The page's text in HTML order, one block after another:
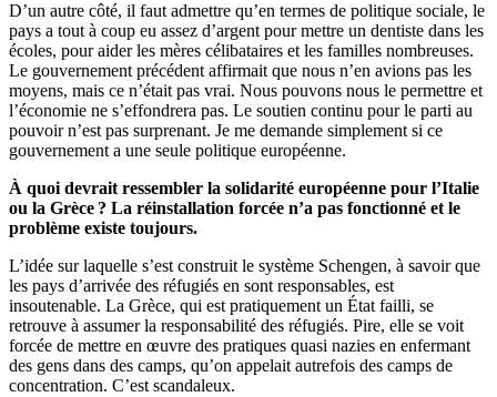
D’un autre côté, il faut admettre qu’en termes de politique sociale, le
pays a tout à coup eu assez d’argent pour mettre un dentiste dans les
écoles, pour aider les mères célibataires et les familles nombreuses.
Le gouvernement précédent affirmait que nous n’en avions pas les
moyens, mais ce n’était pas vrai. Nous pouvons nous le permettre et
l’économie ne s’effondrera pas. Le soutien continu pour le parti au
pouvoir n’est pas surprenant. Je me demande simplement si ce
gouvernement a une seule politique européenne.
À quoi devrait ressembler la solidarité européenne pour l’Italie
ou la Grèce ? La réinstallation forcée n’a pas fonctionné et le
problème existe toujours.
L’idée sur laquelle s’est construit le système Schengen, à savoir que
les pays d’arrivée des réfugiés en sont responsables, est
insoutenable. La Grèce, qui est pratiquement un État failli, se
retrouve à assumer la responsabilité des réfugiés. Pire, elle se voit
forcée de mettre en œuvre des pratiques quasi nazies en enfermant
des gens dans des camps, qu’on appelait autrefois des camps de
concentration. C’est scandaleux.